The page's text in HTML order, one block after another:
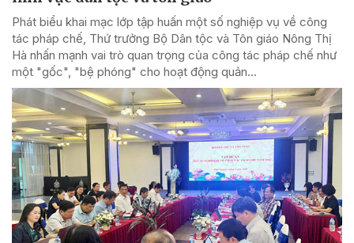
Phát biểu khai mạc lớp tập huấn một số nghiệp vụ về công
tác pháp chế, Thứ trưởng Bộ Dân tộc và Tôn giáo Nông Thị
Hà nhấn mạnh vai trò quan trọng của công tác pháp chế như
một "gốc", "bệ phóng" cho hoạt động quản...